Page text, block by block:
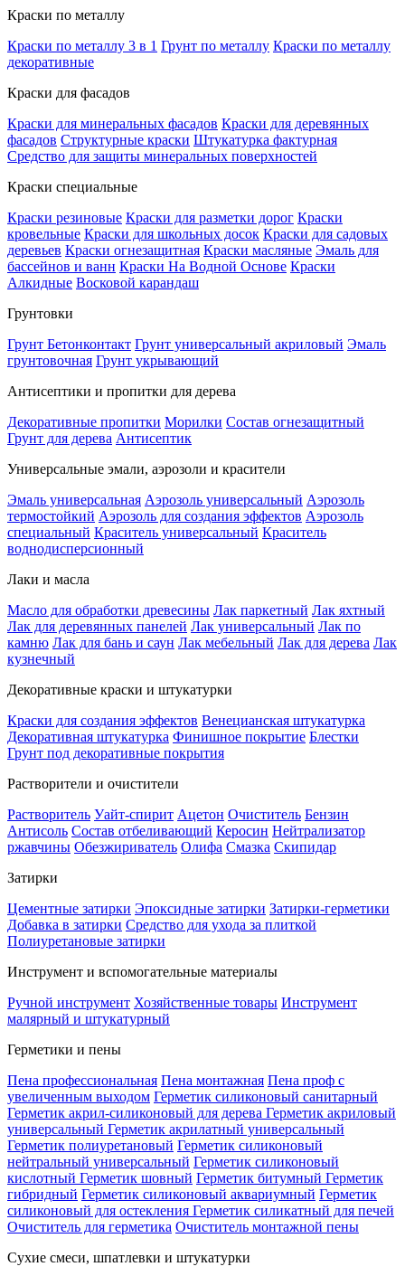
Краски по металлу
Краски по металлу 3 в 1 Грунт по металлу Краски по металлу
декоративные
Краски для фасадов
Краски для минеральных фасадов Краски для деревянных
фасадов Структурные краски Штукатурка фактурная
Средство для защиты минеральных поверхностей
Краски специальные
Краски резиновые Краски для разметки дорог Краски
кровельные Краски для школьных досок Краски для садовых
деревьев Краски огнезащитная Краски масляные Эмаль для
бассейнов и ванн Краски На Водной Основе Краски
Алкидные Восковой карандаш
Грунтовки
Грунт Бетонконтакт Грунт универсальный акриловый Эмаль
грунтовочная Грунт укрывающий
Антисептики и пропитки для дерева
Декоративные пропитки Морилки Состав огнезащитный
Грунт для дерева Антисептик
Универсальные эмали, аэрозоли и красители
Эмаль универсальная Аэрозоль универсальный Аэрозоль
термостойкий Аэрозоль для создания эффектов Аэрозоль
специальный Краситель универсальный Краситель
воднодисперсионный
Лаки и масла
Масло для обработки древесины Лак паркетный Лак яхтный
Лак для деревянных панелей Лак универсальный Лак по
камню Лак для бань и саун Лак мебельный Лак для дерева Лак
кузнечный
Декоративные краски и штукатурки
Краски для создания эффектов Венецианская штукатурка
Декоративная штукатурка Финишное покрытие Блестки
Грунт под декоративные покрытия
Растворители и очистители
Растворитель Уайт-спирит Ацетон Очиститель Бензин
Антисоль Состав отбеливающий Керосин Нейтрализатор
ржавчины Обезжириватель Олифа Смазка Скипидар
Затирки
Цементные затирки Эпоксидные затирки Затирки-герметики
Добавка в затирки Средство для ухода за плиткой
Полиуретановые затирки
Инструмент и вспомогательные материалы
Ручной инструмент Хозяйственные товары Инструмент
малярный и штукатурный
Герметики и пены
Пена профессиональная Пена монтажная Пена проф с
увеличенным выходом Герметик силиконовый санитарный
Герметик акрил-силиконовый для дерева Герметик акриловый
универсальный Герметик акрилатный универсальный
Герметик полиуретановый Герметик силиконовый
нейтральный универсальный Герметик силиконовый
кислотный Герметик шовный Герметик битумный Герметик
гибридный Герметик силиконовый аквариумный Герметик
силиконовый для остекления Герметик силикатный для печей
Очиститель для герметика Очиститель монтажной пены
Сухие смеси, шпатлевки и штукатурки